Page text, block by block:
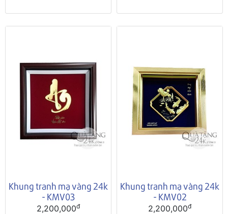
Khung tranh mạ vàng 24k
- KMV03
2,200,000đ
Khung tranh mạ vàng 24k
- KMV02
2,200,000đ